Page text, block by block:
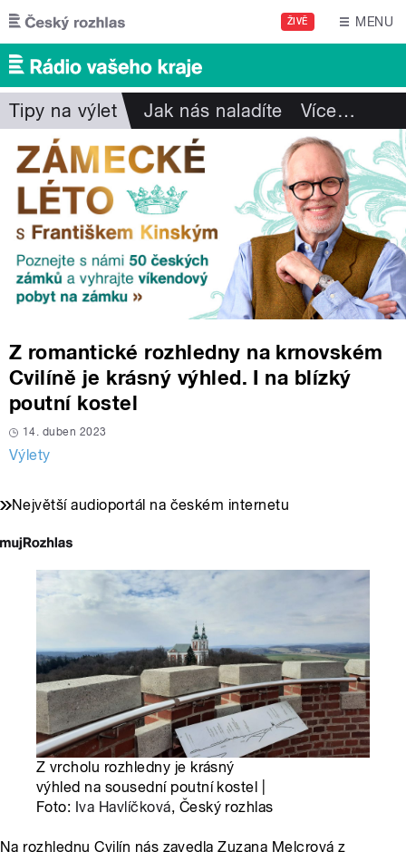
Přejít k hlavnímu obsahu
ŽIVĚ MENU
Tipy na výlet Jak nás naladíte Více…
Z romantické rozhledny na krnovském
Cvilíně je krásný výhled. I na blízký
poutní kostel
14. duben 2023
Výlety
Největší audioportál na českém internetu
Z vrcholu rozhledny je krásný
výhled na sousední poutní kostel |
Foto: Iva Havlíčková, Český rozhlas
Na rozhlednu Cvilín nás zavedla Zuzana Melcrová z